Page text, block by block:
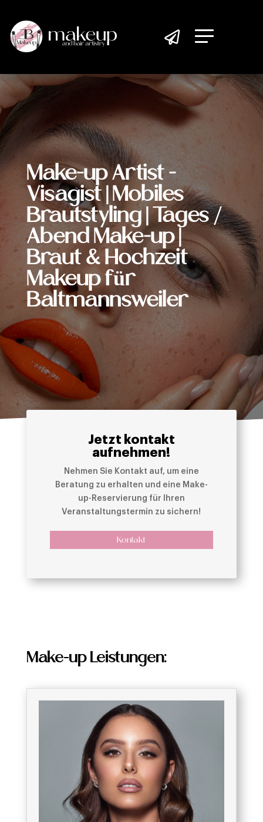

Make-up Artist -
Visagist | Mobiles
Brautstyling | Tages /
Abend Make-up |
Braut & Hochzeit
Makeup für
Baltmannsweiler
Jetzt kontakt
aufnehmen!
Nehmen Sie Kontakt auf, um eine
Beratung zu erhalten und eine Make-
up-Reservierung für Ihren
Veranstaltungstermin zu sichern!
Kontakt
Make-up Leistungen: